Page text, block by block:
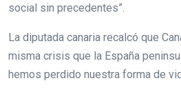
social sin precedentes”.
La diputada canaria recalcó que
misma crisis que la España
hemos perdido nuestra forma de